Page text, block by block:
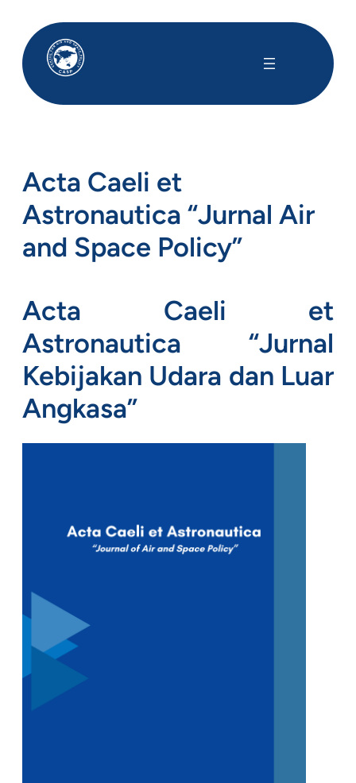
konten
Acta Caeli et
Astronautica “Jurnal Air
and Space Policy”
Acta Caeli et
Astronautica “Jurnal
Kebijakan Udara dan Luar
Angkasa”